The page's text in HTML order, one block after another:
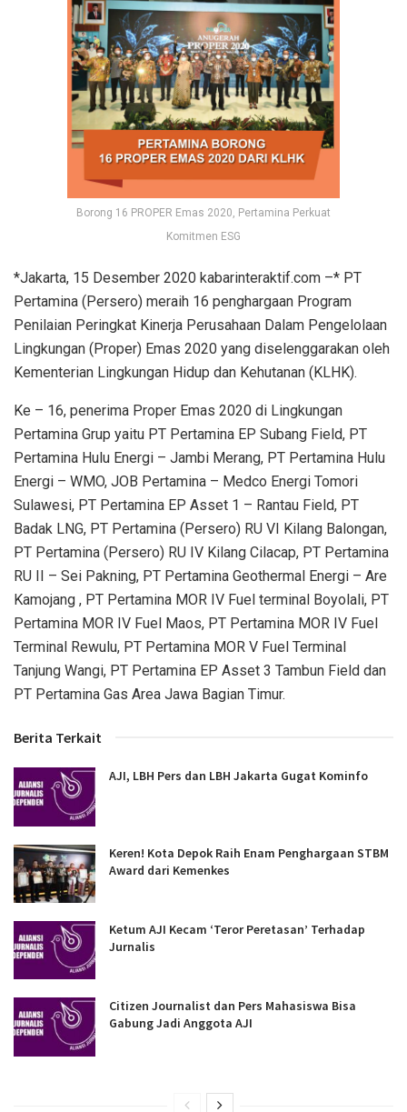
Borong 16 PROPER Emas 2020, Pertamina Perkuat
Komitmen ESG
*Jakarta, 15 Desember 2020 kabarinteraktif.com –* PT
Pertamina (Persero) meraih 16 penghargaan Program
Penilaian Peringkat Kinerja Perusahaan Dalam Pengelolaan
Lingkungan (Proper) Emas 2020 yang diselenggarakan oleh
Kementerian Lingkungan Hidup dan Kehutanan (KLHK).
Ke – 16, penerima Proper Emas 2020 di Lingkungan
Pertamina Grup yaitu PT Pertamina EP Subang Field, PT
Pertamina Hulu Energi – Jambi Merang, PT Pertamina Hulu
Energi – WMO, JOB Pertamina – Medco Energi Tomori
Sulawesi, PT Pertamina EP Asset 1 – Rantau Field, PT
Badak LNG, PT Pertamina (Persero) RU VI Kilang Balongan,
PT Pertamina (Persero) RU IV Kilang Cilacap, PT Pertamina
RU II – Sei Pakning, PT Pertamina Geothermal Energi – Are
Kamojang , PT Pertamina MOR IV Fuel terminal Boyolali, PT
Pertamina MOR IV Fuel Maos, PT Pertamina MOR IV Fuel
Terminal Rewulu, PT Pertamina MOR V Fuel Terminal
Tanjung Wangi, PT Pertamina EP Asset 3 Tambun Field dan
PT Pertamina Gas Area Jawa Bagian Timur.
Berita Terkait
AJI, LBH Pers dan LBH Jakarta Gugat Kominfo
Keren! Kota Depok Raih Enam Penghargaan STBM
Award dari Kemenkes
Ketum AJI Kecam ‘Teror Peretasan’ Terhadap
Jurnalis
Citizen Journalist dan Pers Mahasiswa Bisa
Gabung Jadi Anggota AJI